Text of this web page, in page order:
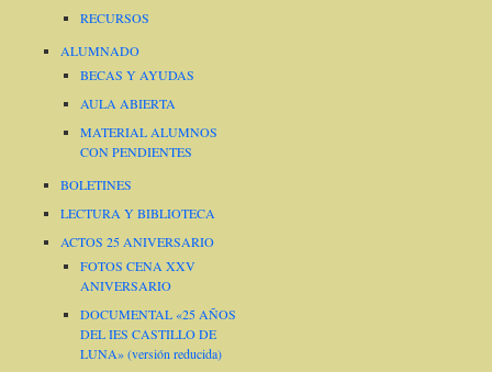
RECURSOS
ALUMNADO
BECAS Y AYUDAS
AULA ABIERTA
MATERIAL ALUMNOS
CON PENDIENTES
BOLETINES
LECTURA Y BIBLIOTECA
ACTOS 25 ANIVERSARIO
FOTOS CENA XXV
ANIVERSARIO
DOCUMENTAL «25 AÑOS
DEL IES CASTILLO DE
LUNA» (versión reducida)